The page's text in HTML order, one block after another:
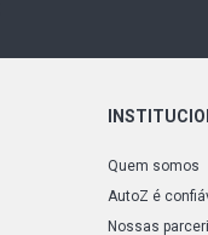
Quem somos
AutoZ é
Nossas